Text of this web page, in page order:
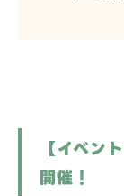
【イベン
開催！